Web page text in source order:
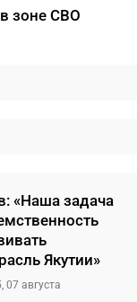
зоне СВО
«Наша задача
Якутии»
07 августа